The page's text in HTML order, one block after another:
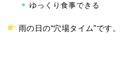
ゆっくり食事できる
雨の日の“穴場タイム”です。